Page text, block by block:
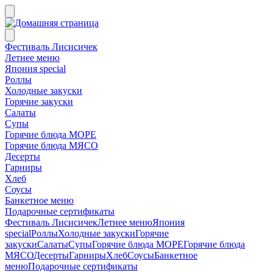
Фестиваль Лисисичек
Летнее меню
Япония special
Роллы
Холодные закуски
Горячие закуски
Салаты
Супы
Горячие блюда МОРЕ
Горячие блюда МЯСО
Десерты
Гарниры
Хлеб
Соусы
Банкетное меню
Подарочные сертификаты
Фестиваль ЛисисичекЛетнее менюЯпония
specialРоллыХолодные закускиГорячие
закускиСалатыСупыГорячие блюда МОРЕГорячие блюда
МЯСОДесертыГарнирыХлебСоусыБанкетное
менюПодарочные сертификаты